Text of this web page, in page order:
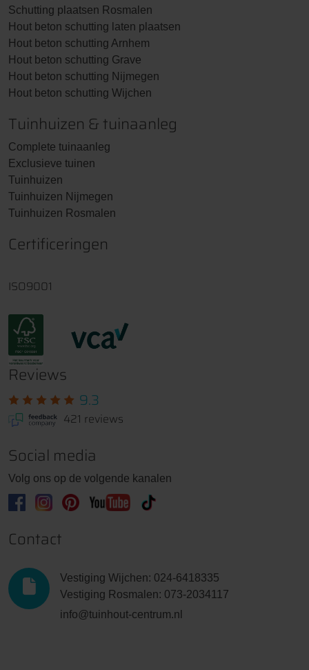
Betonpaal IJSSEL gecoat diamantkop
10x10x280cm ( standaard )
De kleur van de onderplaten en betonpalen is altijd hetzelfde. De
zichtkanten van de onderplaten zijn altijd gelijk.
Gladde onderplaat
Nostalgie motief onderplaat
Schutting plaatsen Rosmalen
Hout beton schutting laten plaatsen
Hout beton schutting Arnhem
Hout beton schutting Grave
Hout beton schutting Nijmegen
Hout beton schutting Wijchen
Tuinhuizen & tuinaanleg
Complete tuinaanleg
Exclusieve tuinen
Tuinhuizen
Tuinhuizen Nijmegen
Tuinhuizen Rosmalen
Certificeringen
ISO9001
Reviews
9.3
421 reviews
Social media
Volg ons op de volgende kanalen
Contact
Vestiging Wijchen: 024-6418335
Vestiging Rosmalen: 073-2034117
info@tuinhout-centrum.nl